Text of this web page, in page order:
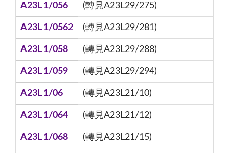
A23L 1/056 (轉見A23L29/275)
A23L 1/0562 (轉見A23L29/281)
A23L 1/058 (轉見A23L29/288)
A23L 1/059 (轉見A23L29/294)
A23L 1/06 (轉見A23L21/10)
A23L 1/064 (轉見A23L21/12)
A23L 1/068 (轉見A23L21/15)